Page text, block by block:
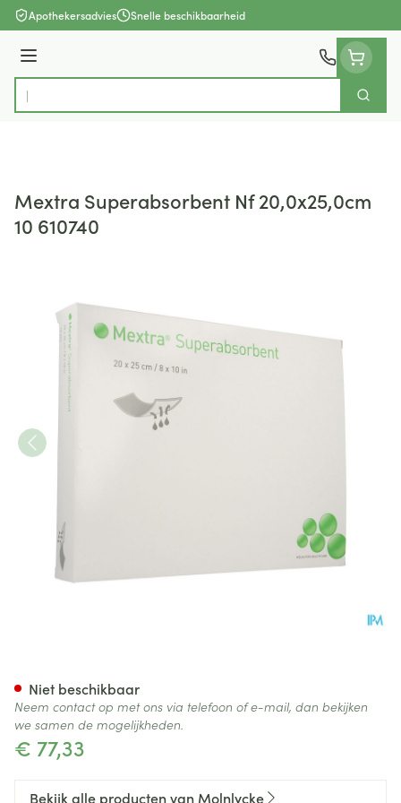
Ga naar de inhoud
Apothekersadvies Snelle beschikbaarheid
Menu
Product, merk, categorie...
Zoek
Mextra Superabsorbent Nf 20,0x25,0cm
10 610740
€ 77,33
Niet beschikbaar
Neem contact op met ons via telefoon of e-mail, dan bekijken
we samen de mogelijkheden.
Bekijk alle producten van Molnlycke